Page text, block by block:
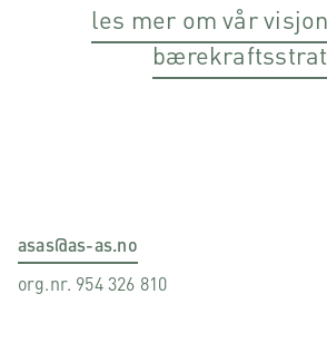
les mer om vår
asas@as-as.no
org.nr. 954 326 810